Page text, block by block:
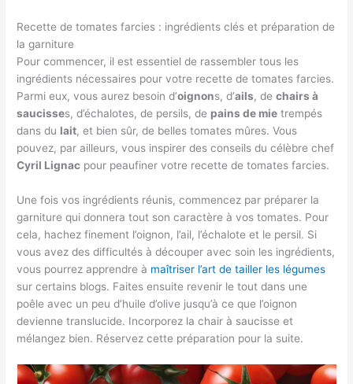
Recette de tomates farcies : ingrédients clés et préparation de
la garniture
Pour commencer, il est essentiel de rassembler tous les
ingrédients nécessaires pour votre recette de tomates farcies.
Parmi eux, vous aurez besoin d’oignons, d’ails, dechairs à
saucisses, d’échalotes, de persils, de pains de mie trempés
dans du lait, et bien sûr, de belles tomates mûres. Vous
pouvez, par ailleurs, vous inspirer des conseils du célèbre chef
Cyril Lignac pour peaufiner votre recette de tomates farcies.
Une fois vos ingrédients réunis, commencez par préparer la
garniture qui donnera tout son caractère à vos tomates. Pour
cela, hachez finement l’oignon, l’ail, l’échalote et le persil. Si
vous avez des difficultés à découper avec soin les ingrédients,
vous pourrez apprendre à maîtriser l’art de tailler les légumes
sur certains blogs. Faites ensuite revenir le tout dans une
poêle avec un peu d’huile d’olive jusqu’à ce que l’oignon
devienne translucide. Incorporez la chair à saucisse et
mélangez bien. Réservez cette préparation pour la suite.